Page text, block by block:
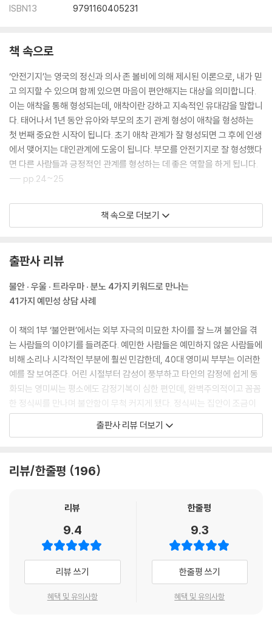
나만의 좋은 자동적 사고를 만들어보자
안전기지를 만들어보자
나쁜 기억을 대신할 좋은 기억을 만들어보자
좋은 생활 리듬을 만들어보자-공통편
좋은 생활 리듬을 만들어보자-청년편
좋은 생활 리듬을 만들어보자-중년편
좋은 생활 리듬을 만들어보자-장·노년편
자신의 방어기제를 알아보자
가족과 분리 개별화를 해보자
배우자와의 사별과 우울증 극복
부록
ISBN13
9791160405231
책 속으로
‘안전기지’는 영국의 정신과 의사 존 볼비에 의해 제시된 이론으로, 내가 믿
고 의지할 수 있으며 함께 있으면 마음이 편안해지는 대상을 의미합니다.
이는 애착을 통해 형성되는데, 애착이란 강하고 지속적인 유대감을 말합니
다. 태어나서 1년 동안 유아와 부모의 초기 관계 형성이 애착을 형성하는
첫 번째 중요한 시작이 됩니다. 초기 애착 관계가 잘 형성되면 그 후에 인생
에서 맺어지는 대인관계에 도움이 됩니다. 부모를 안전기지로 잘 형성했다
면 다른 사람들과 긍정적인 관계를 형성하는 데 좋은 역할을 하게 됩니다.
--- pp.24~25
우리 뇌는 많이 쓰는 부분이 강화됩니다. 대인관계에 편안함을 느낀다면
이전에 경험한 트라우마의 기억이 약해지고 새로운 좋은 기억으로 채워 나
전두엽이 강화될 수 있습니다. 대인관계의 편안함이 뇌의 신경을 안정시키
고, 갑자기 트라우마를 경험한다 하더라도 극복할 수 있는 ‘회복탄력성’을
만들어줄 수 있습니다.
사람마다 생각하는 속도의 차이가 있습니다. 이것을 ‘정신운동속도(Psyc
homotor speed)’라고 합니다. 진영과장처럼 정신운동속도가 빠른 사
람은 다른 사람보다 상황을 빠르게 파악하고 대처하는 능력이 뛰어납니다.
하지만 빠르다 보면 실수를 할 수도 있고 너무 의욕이 앞서서 협력하는 능
력이 떨어지게 됩니다. 반면에 현민씨처럼 속도가 느린 사람은 동시에 여
러 가지 일을 하면 더 느려지게 됩니다. 하지만 한 가지 일을 꾸준히 하면
인내심 있게 잘해내고 실수가적은 장점도 있습니다.
--- pp.56~57
타인이 보는 앞에서 글씨를 쓰기 힘든 증상은 과거의 트라우마로 인한 불
가능합니다. 자극을 견딜 수 있을 만큼 서서히 단계를 올려 하나씩 극복해
공포를 제거하고 둔감하게 만드는 방법입니다. 예를 들어, 처음에는 사람
들이 보는 앞에서 글을 쓰는 것을 상상해봅니다. 다음 단계로 가족이나 친
구와 같이 편한 사람이 보는 앞에서 글을 써봅니다.
강박적 성격은 매우 예민하고 완벽주의적인 성격입니다. 하지만 융통성이
책 속으로 더보기
출판사 리뷰
불안 · 우울 · 트라우마 · 분노 4가지 키워드로 만나는
41가지 예민성 상담 사례
이 책의 1부 ‘불안편’에서는 외부 자극의 미묘한 차이를 잘 느껴 불안을 겪
는 사람들의 이야기를 들려준다. 예민한 사람들은 예민하지 않은 사람들에
비해 소리나 시각적인 부분에 훨씬 민감한데, 40대 영미씨 부부는 이러한
예를 잘 보여준다. 어린 시절부터 감성이 풍부하고 타인의 감정에 쉽게 동
화되는 영미씨는 평소에도 감정기복이 심한 편인데, 완벽주의적이고 꼼꼼
한 정식씨를 만나며 불안함이 무척 커지게 됐다. 정식씨는 집안이 조금이
라도 어질러져 있으면 영미씨에게 소리를 지르곤 했는데, 어느 날 그 소리
에 영미씨는 갑자기 숨 쉬기가 어렵고 심하게 어지러움을 느끼면서 그 자
하는 것은 ‘예민한 마음’ 때문이었다. 정식씨에게는 최대한 목소리를 낮추
록 했다. 영미씨는 공황발작이 일어나면 바로 자리에 앉아서 눈을 감고 입
일이 생기면 정식씨와 함께 밖으로 나가 즐거운 시간을 보내면서 신경을
분산시키도록 했다. 그 뒤 부부는 불필요한 긴장 때문에 소비되는 많은 에
너지를 줄일 수 있었다.
2부 ‘우울편’에서는 타인에게 좋은 평가를 받기 위해 긴장하며 살아오다
출판사 리뷰 더보기
리뷰/한줄평 196
리뷰
9.4
리뷰 쓰기
혜택 및 유의사항
한줄평
9.3
한줄평 쓰기
혜택 및 유의사항